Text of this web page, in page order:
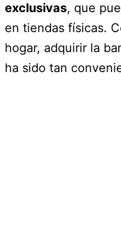
exclusivas, que
en tiendas físicas.
hogar, adquirir la
ha sido tan